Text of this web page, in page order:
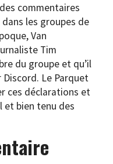
commentaires
les groupes de
Van
Tim
du groupe et qu’il
Discord. Le Parquet
ces déclarations et
et bien tenu des